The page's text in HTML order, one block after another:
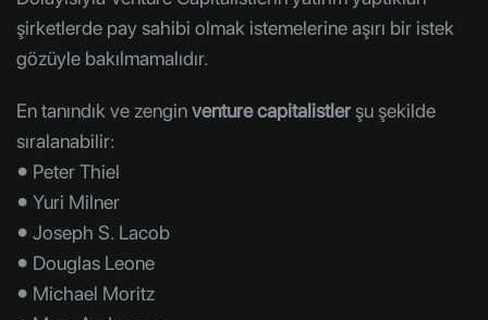
şirketlerde pay sahibi olmak istemelerine aşırı bir istek
gözüyle bakılmamalıdır.
En tanındık ve zenginventure capitalistlerşu şekilde
sıralanabilir:
⦁ Peter Thiel
⦁ Yuri Milner
⦁ Joseph S. Lacob
⦁ Douglas Leone
⦁ Michael Moritz